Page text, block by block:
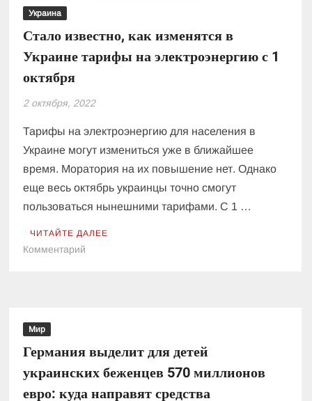
Украина
Стало известно, как изменятся в
Украине тарифы на электроэнергию с 1
октября
2 октября, 2022
Тарифы на электроэнергию для населения в
Украине могут измениться уже в ближайшее
время. Моратория на их повышение нет. Однако
еще весь октябрь украинцы точно смогут
пользоваться нынешними тарифами. С 1 …
ЧИТАЙТЕ ДАЛЕЕ
Комментарий
тарифы
на
электроэнергию
Мир
Германия выделит для детей
украинских беженцев 570 миллионов
евро: куда направят средства